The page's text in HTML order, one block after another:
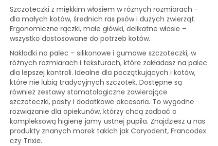
Szczoteczki z miękkim włosiem w różnych rozmiarach –
dla małych kotów, średnich ras psów i dużych zwierząt.
Ergonomiczne rączki, małe główki, delikatne włosie –
wszystko dostosowane do potrzeb kotów.
Nakładki na palec – silikonowe i gumowe szczoteczki, w
różnych rozmiarach i teksturach, które zakładasz na palec
dla lepszej kontroli. Idealne dla początkujących i kotów,
które nie lubią tradycyjnych szczotek. Dostępne są
również zestawy stomatologiczne zawierające
szczoteczki, pasty i dodatkowe akcesoria. To wygodne
rozwiązanie dla opiekunów, którzy chcą zadbać o
kompleksową higienę jamy ustnej pupila. Znajdziesz u nas
produkty znanych marek takich jak Caryodent, Francodex
czy Trixie.